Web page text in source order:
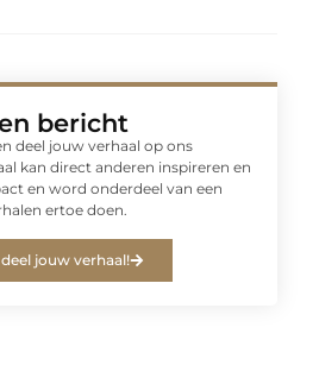
bericht
deel jouw verhaal op ons
kan direct anderen inspireren en
en word onderdeel van een
ertoe doen.
jouw verhaal!